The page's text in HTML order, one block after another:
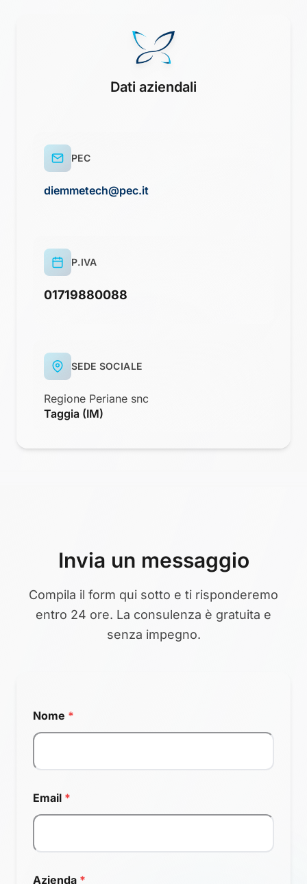
Dati aziendali
PEC
diemmetech@pec.it
P.IVA
01719880088
SEDE SOCIALE
Regione Periane snc
Taggia (IM)
Invia un messaggio
Compila il form qui sotto e ti risponderemo
entro 24 ore. La consulenza è gratuita e
senza impegno.
Nome *
Email *
Azienda *